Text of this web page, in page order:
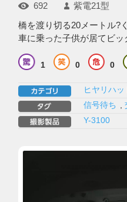
692 紫電21型
橋を渡り切る20メートル?
車に乗った子供が居てビッ
1 0 0
ヒヤリハッ
信号待ち ,
Y-3100